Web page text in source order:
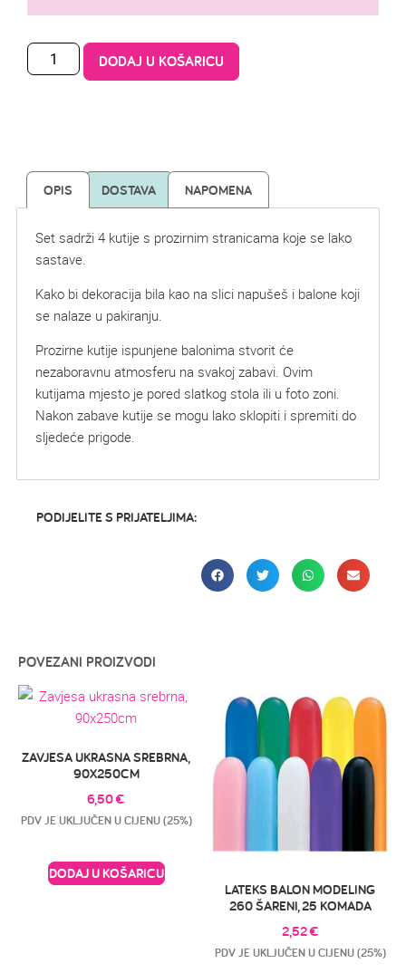
DODAJ U KOŠARICU
OPIS DOSTAVA NAPOMENA
Set sadrži 4 kutije s prozirnim stranicama koje se lako
sastave.
Kako bi dekoracija bila kao na slici napušeš i balone koji
se nalaze u pakiranju.
Prozirne kutije ispunjene balonima stvorit će
nezaboravnu atmosferu na svakoj zabavi. Ovim
kutijama mjesto je pored slatkog stola ili u foto zoni.
Nakon zabave kutije se mogu lako sklopiti i spremiti do
sljedeće prigode.
PODIJELITE S PRIJATELJIMA:
POVEZANI PROIZVODI
ZAVJESA UKRASNA SREBRNA,
90X250CM
6,50€
PDV JE UKLJUČEN U CIJENU (25%)
DODAJ U KOŠARICU
LATEKS BALON MODELING
260 ŠARENI, 25 KOMADA
2,52€
PDV JE UKLJUČEN U CIJENU (25%)